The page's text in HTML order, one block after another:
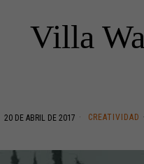
Villa
20 DE ABRIL DE 2017 CREATIVIDAD ·